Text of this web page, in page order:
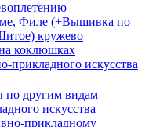
Филе (+Вышивка по
кружево
коклюшках
прикладного искусства
другим видам
искусства
прикладному